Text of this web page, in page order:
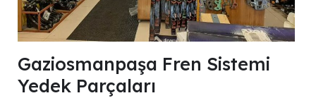
Gaziosmanpaşa Fren Sistemi
Yedek Parçaları